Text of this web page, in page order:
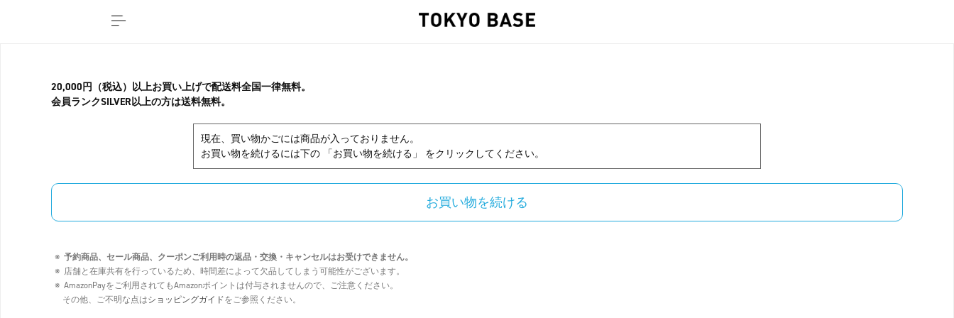
20,000円（税込）以上お買い上げで配送料全国一律無料。
会員ランクSILVER以上の方は送料無料。
現在、買い物かごには商品が入っておりません。
お買い物を続けるには下の 「お買い物を続ける」 をクリックしてください。
予約商品、セール商品、クーポンご利用時の返品・交換・キャンセルはお受けできません。
店舗と在庫共有を行っているため、時間差によって欠品してしまう可能性がございます。
AmazonPayをご利用されてもAmazonポイントは付与されませんので、ご注意ください。
その他、ご不明な点はショッピングガイドをご参照ください。